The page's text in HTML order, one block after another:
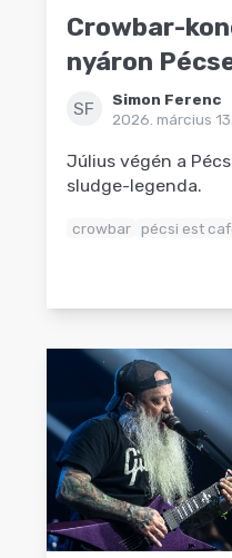
Crowbar-
nyáron
SF
Simon Ferenc
2026. március 13.
Július végén a
sludge-legenda.
crowbar pécsi est